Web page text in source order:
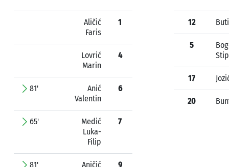
Aličić
Faris
1
Lovrić
Marin
4
81'
Anić
Valentin
6
65'
Medić
Luka-
Filip
7
81'
Aničić
9
12
5
17
20